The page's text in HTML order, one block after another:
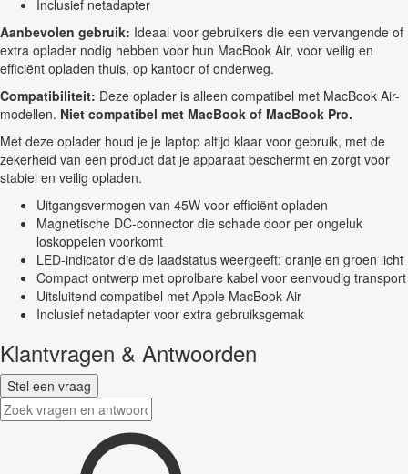
Inclusief netadapter
Aanbevolen gebruik: Ideaal voor gebruikers die een vervangende of
extra oplader nodig hebben voor hun MacBook Air, voor veilig en
efficiënt opladen thuis, op kantoor of onderweg.
Compatibiliteit: Deze oplader is alleen compatibel met MacBook Air-
modellen. Niet compatibel met MacBook of MacBook Pro.
Met deze oplader houd je je laptop altijd klaar voor gebruik, met de
zekerheid van een product dat je apparaat beschermt en zorgt voor
stabiel en veilig opladen.
Uitgangsvermogen van 45W voor efficiënt opladen
Magnetische DC-connector die schade door per ongeluk
loskoppelen voorkomt
LED-indicator die de laadstatus weergeeft: oranje en groen licht
Compact ontwerp met oprolbare kabel voor eenvoudig transport
Uitsluitend compatibel met Apple MacBook Air
Inclusief netadapter voor extra gebruiksgemak
Klantvragen & Antwoorden
Stel een vraag